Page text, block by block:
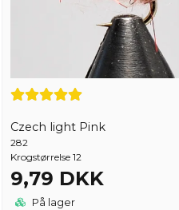
Czech light Pink
282
Krogstørrelse 12
9,79 DKK
På lager